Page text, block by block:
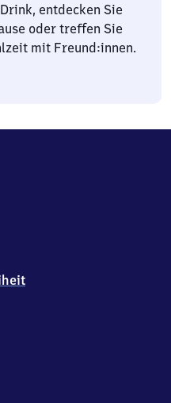
entdecken Sie
oder treffen Sie
mit Freund:innen.